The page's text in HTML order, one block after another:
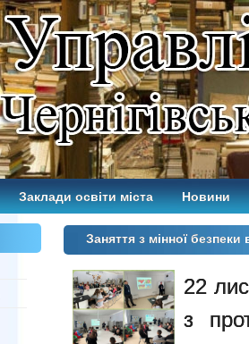
Заклади освіти міста Новини
Заняття з мінної
22
з